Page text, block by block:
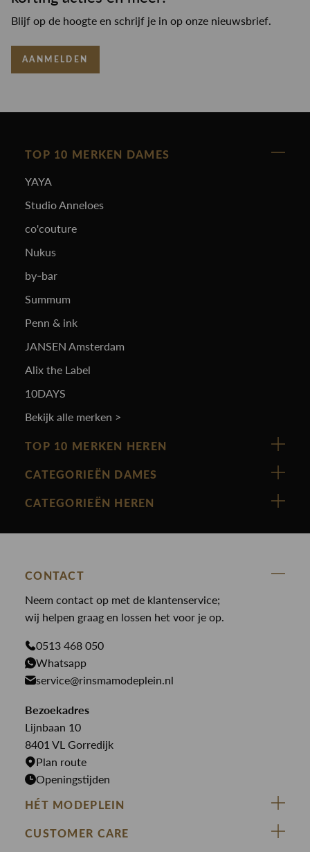
Blijf op de hoogte en schrijf je in op onze nieuwsbrief.
AANMELDEN
TOP 10 MERKEN DAMES
YAYA
Studio Anneloes
co'couture
Nukus
by-bar
Summum
Penn & ink
JANSEN Amsterdam
Alix the Label
10DAYS
Bekijk alle merken >
TOP 10 MERKEN HEREN
Vanguard
Cast Iron
Paul en Shark
Genti
PME Legend
Butcher of Blue
Bekijk alle merken >
CATEGORIEËN DAMES
Nieuw binnen
Blouses
Broeken
Gilets
Jassen
Jeans
Jumpsuits
Jurken
Rokken
CATEGORIEËN HEREN
Broeken
Colberts
Giftcards
Jassen
Overhemden
Truien
T-shirts
CONTACT
Neem contact op met de klantenservice;
wij helpen graag en lossen het voor je op.
0513 468 050
Whatsapp
service@rinsmamodeplein.nl
Bezoekadres
Lijnbaan 10
8401 VL Gorredijk
Plan route
Openingstijden
HÉT MODEPLEIN
ZIJ VAN RINSMA
CUSTOMER CARE